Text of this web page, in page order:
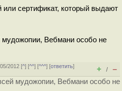
или сертификат, который выдают
мудожопии, Вебмани особо не
2012 [^] [^^] [^^^] [ответить]
+ / –
мудожопии, Вебмани особо не